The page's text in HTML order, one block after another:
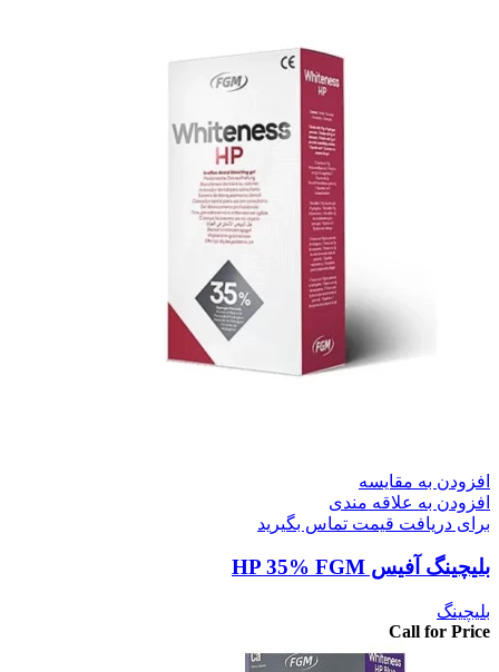
افزودن به مقایسه
افزودن به علاقه مندی
برای دریافت قیمت تماس بگیرید
بلیچینگ آفیس HP 35% FGM
بلیچینگ
Call for Price